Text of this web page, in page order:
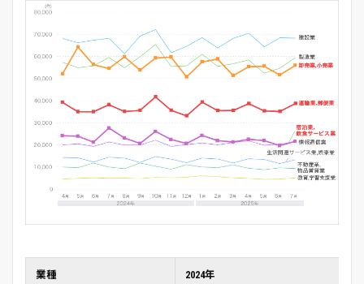
業種 2024年